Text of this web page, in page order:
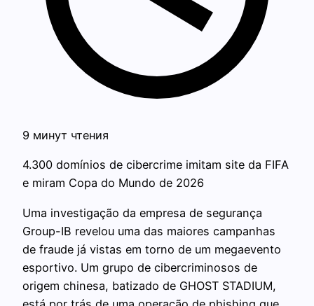
9 минут чтения
4.300 domínios de cibercrime imitam site da FIFA
e miram Copa do Mundo de 2026
Uma investigação da empresa de segurança
Group-IB revelou uma das maiores campanhas
de fraude já vistas em torno de um megaevento
esportivo. Um grupo de cibercriminosos de
origem chinesa, batizado de GHOST STADIUM,